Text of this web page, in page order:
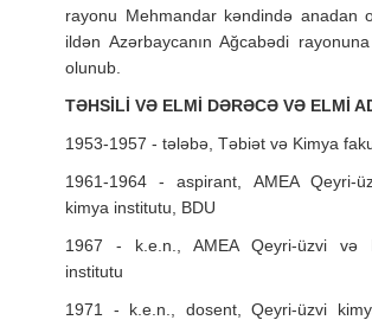
rayonu Mehmandar kəndində anadan
ildən Azərbaycanın Ağcabədi
olunub.
TƏHSİLİ VƏ ELMİ DƏRƏCƏ VƏ ELMİ
1953-1957 - tələbə, Təbiət və Kimya
1961-1964 - aspirant, AMEA Qeyri-
kimya institutu, BDU
1967 - k.e.n., AMEA Qeyri-üzvi və
institutu
1971 - k.e.n., dosent, Qeyri-üzvi